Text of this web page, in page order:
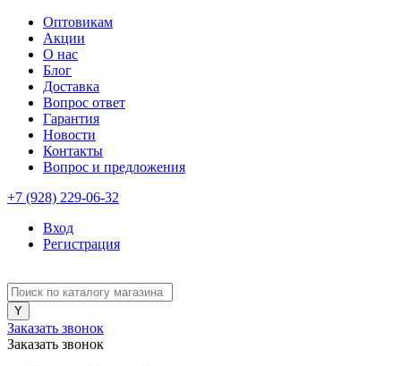
Оптовикам
Акции
О нас
Блог
Доставка
Вопрос ответ
Гарантия
Новости
Контакты
Вопрос и предложения
+7 (928) 229-06-32
Вход
Регистрация
Заказать звонок
Заказать звонок